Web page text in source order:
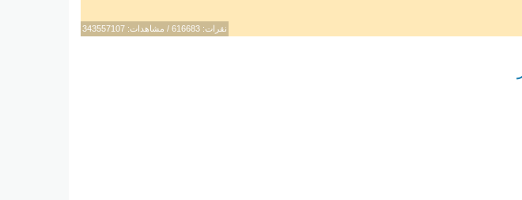
نقرات: 616683 / مشاهدات: 343557107